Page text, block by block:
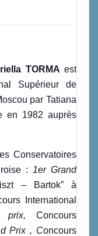
TORMA est
Supérieur de
par Tatiana
en 1982 auprès
Conservatoires
: 1er Grand
– Bartok” à
International
prix,Concours
Prix , Concours